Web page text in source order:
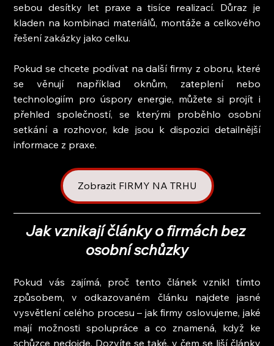
sebou desítky let praxe a tisíce realizací. Důraz je
kladen na kombinaci materiálů, montáže a celkového
řešení zakázky jako celku.
Pokud se chcete podívat na další firmy z oboru, které
se věnují například oknům, zateplení nebo
technologiím pro úspory energie, můžete si projít i
přehled společností, se kterými proběhlo osobní
setkání a rozhovor, kde jsou k dispozici detailnější
informace z praxe.
Zobrazit FIRMY NA TRHU
Jak vznikají články o firmách bez
osobní schůzky
Pokud vás zajímá, proč tento článek vznikl tímto
způsobem, v odkazovaném článku najdete jasné
vysvětlení celého procesu – jak firmy oslovujeme, jaké
mají možnosti spolupráce a co znamená, když ke
schůzce nedojde. Dozvíte se také, v čem se liší články